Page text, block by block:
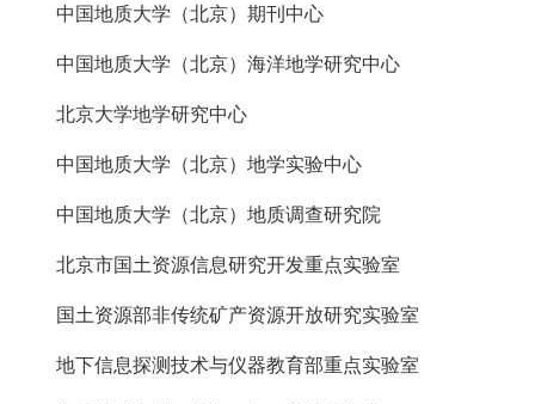
中国地质大学（北京）期刊中心
中国地质大学（北京）海洋地学研究中心
北京大学地学研究中心
中国地质大学（北京）地学实验中心
中国地质大学（北京）地质调查研究院
北京市国土资源信息研究开发重点实验室
国土资源部非传统矿产资源开放研究实验室
地下信息探测技术与仪器教育部重点实验室